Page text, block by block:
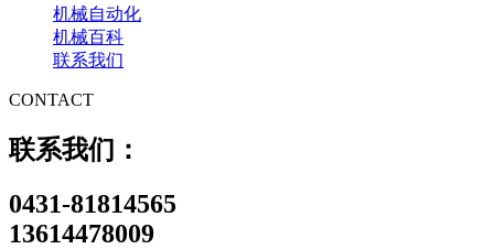
机械自动化
机械百科
联系我们
CONTACT
联系我们：
0431-81814565
13614478009